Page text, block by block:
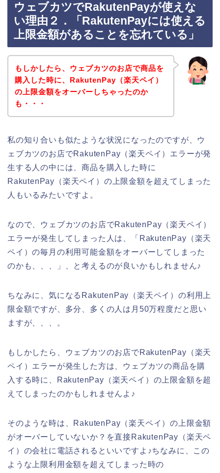
ウェブカツでRakutenPayが使えな
い理由２．「RakutenPayには使える
上限金額があることを忘れている」
もしかしたら、ウェブカツのお店で商品を
購入した時に、RakutenPay（楽天ペイ）
の上限金額をオーバーしちゃったのか
も・・・
私の知り合いも似たような状況になったのですが、ウ
ェブカツのお店でRakutenPay（楽天ペイ）エラーが発
生する人の中には、商品を購入した時に
RakutenPay（楽天ペイ）の上限金額を超えてしまった
人もいるみたいですよ。
なので、ウェブカツのお店でRakutenPay（楽天ペイ）
エラーが発生してしまった人は、「RakutenPay（楽天
ペイ）の毎月の利用可能金額をオーバーしてしまった
のかも、、、」、と考えるのが良いかもしれません♪
ちなみに、気になるRakutenPay（楽天ペイ）の利用上
限金額ですが、多分、多くの人は月50万程度だと思い
ますが、、、。
もしかしたら、ウェブカツのお店でRakutenPay（楽天
ペイ）エラーが発生した方は、ウェブカツの商品を購
入する時に、RakutenPay（楽天ペイ）の上限金額を超
えてしまったのかもしれませんよ♪
そのような時は、RakutenPay（楽天ペイ）の上限金額
がオーバーしていないか？を直接RakutenPay（楽天ペ
イ）の会社に電話されるといいですよ♪ちなみに、この
ような上限利用金額を超えてしまった時の